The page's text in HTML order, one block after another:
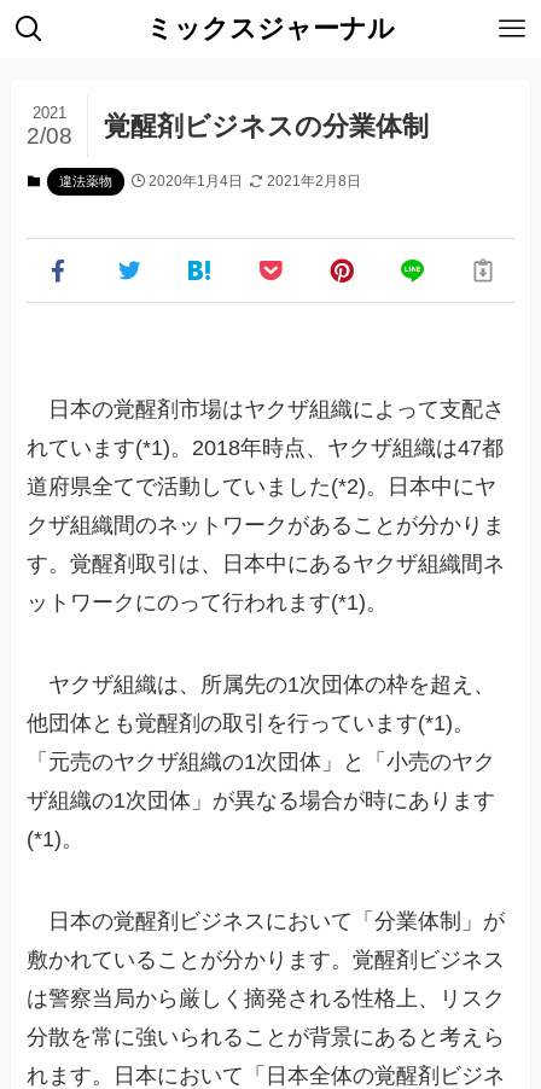
ミックスジャーナル
覚醒剤ビジネスの分業体制
2021
2/08
違法薬物 2020年1月4日 2021年2月8日
日本の覚醒剤市場はヤクザ組織によって支配さ
れています(*1)。2018年時点、ヤクザ組織は47都
道府県全てで活動していました(*2)。日本中にヤ
クザ組織間のネットワークがあることが分かりま
す。覚醒剤取引は、日本中にあるヤクザ組織間ネ
ットワークにのって行われます(*1)。
ヤクザ組織は、所属先の1次団体の枠を超え、
他団体とも覚醒剤の取引を行っています(*1)。
「元売のヤクザ組織の1次団体」と「小売のヤク
ザ組織の1次団体」が異なる場合が時にあります
(*1)。
日本の覚醒剤ビジネスにおいて「分業体制」が
敷かれていることが分かります。覚醒剤ビジネス
は警察当局から厳しく摘発される性格上、リスク
分散を常に強いられることが背景にあると考えら
れます。日本において「日本全体の覚醒剤ビジネ